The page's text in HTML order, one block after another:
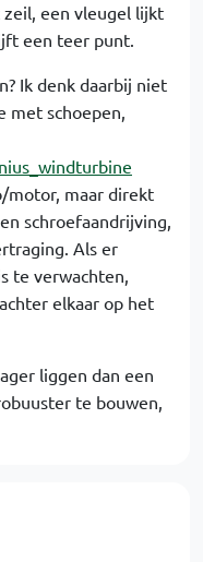
een vleugel lijkt
een teer punt.
Ik denk daarbij niet
met schoepen,
motor, maar direkt
schroefaandrijving,
Als er
te verwachten,
elkaar op het
liggen dan een
te bouwen,